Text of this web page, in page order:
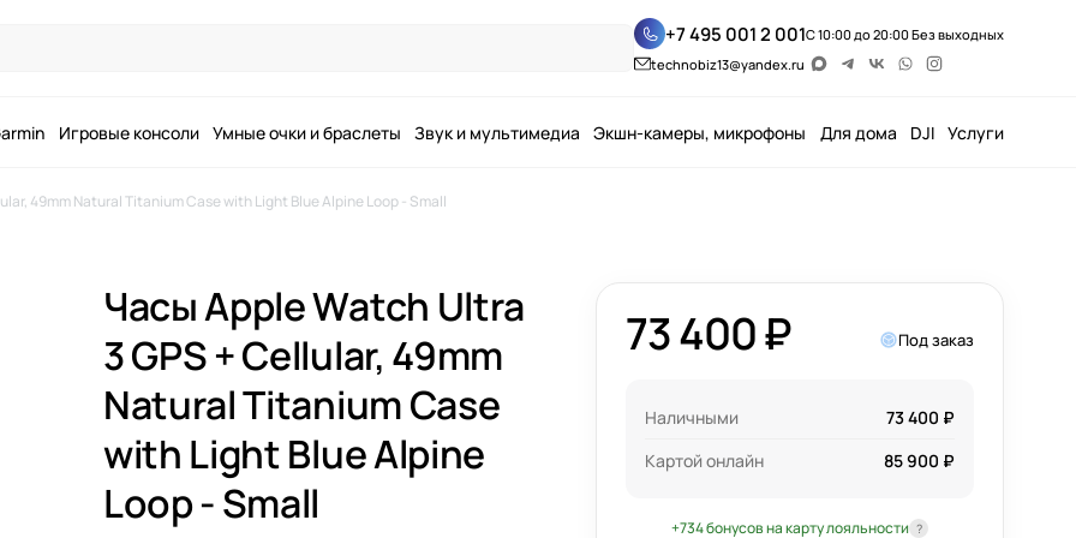
+7 495 001 2 001С 10:00 до 20:00 Без выходных
technobiz13@yandex.ru
Игровые консоли Умные очки и браслеты Звук и мультимедиа Экшн-камеры, микрофоны Для дома DJI Услуги
49mm Natural Titanium Case with Light Blue Alpine Loop - Small
Часы Apple Watch Ultra
3 GPS + Cellular, 49mm
Natural Titanium Case
with Light Blue Alpine
Loop - Small
73 400 ₽ Под заказ
Наличными
73 400 ₽
Картой онлайн
85 900 ₽
+734 бонусов на карту лояльности ?